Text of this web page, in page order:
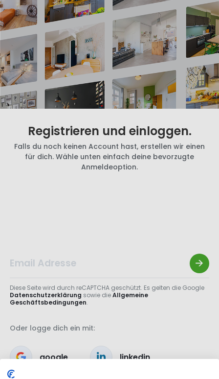
Registrieren und einloggen.
Falls du noch keinen Account hast, erstellen wir einen
für dich. Wähle unten einfach deine bevorzugte
Anmeldeoption.
Diese Seite wird durch reCAPTCHA geschützt. Es gelten die Google
Datenschutzerklärung sowie dieAllgemeine
Geschäftsbedingungen.
Oder logge dich ein mit:
google linkedin